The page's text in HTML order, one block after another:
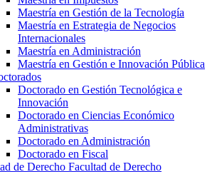
Maestría en Gestión de la Tecnología
Maestría en Estrategia de Negocios
Internacionales
Maestría en Administración
Maestría en Gestión e Innovación Pública
Doctorado en Gestión Tecnológica e
Innovación
Doctorado en Ciencias Económico
Administrativas
Doctorado en Administración
Doctorado en Fiscal
Facultad de Derecho